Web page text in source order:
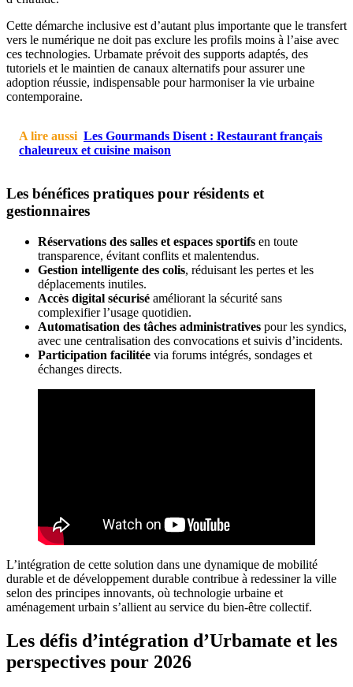
Cette démarche inclusive est d’autant plus importante que le transfert
vers le numérique ne doit pas exclure les profils moins à l’aise avec
ces technologies. Urbamate prévoit des supports adaptés, des
tutoriels et le maintien de canaux alternatifs pour assurer une
adoption réussie, indispensable pour harmoniser la vie urbaine
contemporaine.
A lire aussi Les Gourmands Disent : Restaurant français
chaleureux et cuisine maison
Les bénéfices pratiques pour résidents et
gestionnaires
Réservations des salles et espaces sportifs en toute
transparence, évitant conflits et malentendus.
Gestion intelligente des colis, réduisant les pertes et les
déplacements inutiles.
Accès digital sécurisé améliorant la sécurité sans
complexifier l’usage quotidien.
Automatisation des tâches administratives pour les syndics,
avec une centralisation des convocations et suivis d’incidents.
Participation facilitée via forums intégrés, sondages et
échanges directs.
L’intégration de cette solution dans une dynamique de mobilité
durable et de développement durable contribue à redessiner la ville
selon des principes innovants, où technologie urbaine et
aménagement urbain s’allient au service du bien-être collectif.
Les défis d’intégration d’Urbamate et les
perspectives pour 2026